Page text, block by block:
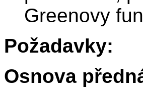
Greenovy
Požadavky:
Osnova